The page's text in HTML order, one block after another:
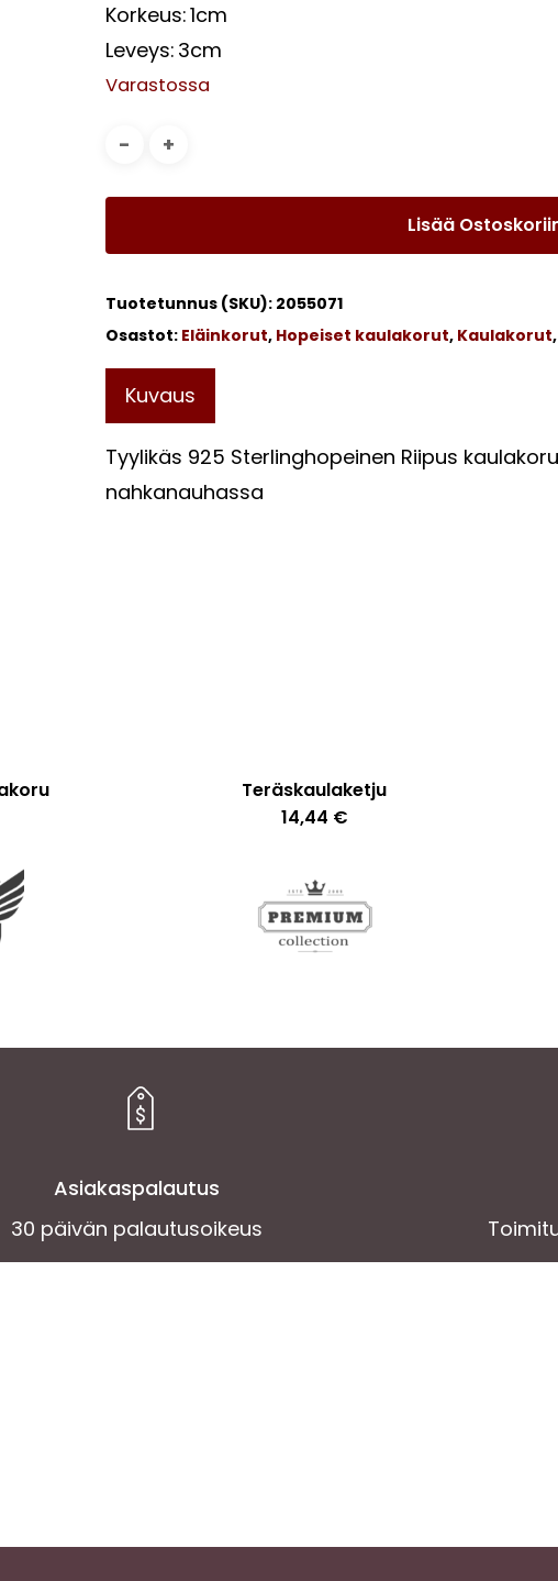
Korkeus:1cm
Leveys: 3cm
Varastossa
Lisää
Tuotetunnus (SKU): 2055071
Osastot: Eläinkorut, Hopeiset kaulakorut, Kaulakorut,
Kuvaus
Tyylikäs 925 Sterlinghopeinen Riipus
nahkanauhassa
Teräskaulaketju
14,44 €
Asiakaspalautus
30 päivän palautusoikeus